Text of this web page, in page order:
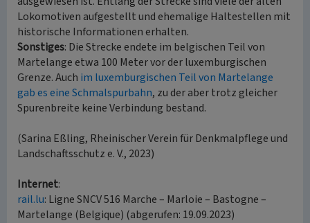
Lokomotiven aufgestellt und ehemalige Haltestellen mit
historische Informationen erhalten.
Sonstiges: Die Strecke endete im belgischen Teil von
Martelange etwa 100 Meter vor der luxemburgischen
Grenze. Auch im luxemburgischen Teil von Martelange
gab es eine Schmalspurbahn, zu der aber trotz gleicher
Spurenbreite keine Verbindung bestand.
(Sarina Eßling, Rheinischer Verein für Denkmalpflege und
Landschaftsschutz e. V., 2023)
Internet:
rail.lu: Ligne SNCV 516 Marche – Marloie – Bastogne –
Martelange (Belgique) (abgerufen: 19.09.2023)